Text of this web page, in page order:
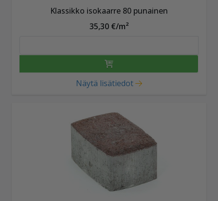
Klassikko isokaarre 80 punainen
35,30 €/m²
Näytä lisätiedot